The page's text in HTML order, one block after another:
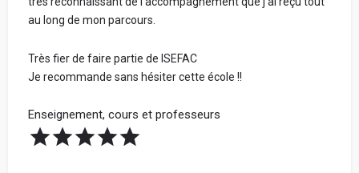
au long de mon parcours.
Très fier de faire partie de ISEFAC
Je recommande sans hésiter cette école !!
Enseignement, cours et professeurs